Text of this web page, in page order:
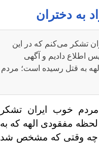
به دختران
تشکر می‌کنم که در این
اطلاع دادیم و آگهی
به قتل رسیده است؛ مردم
خوب ایران تشکر
لحظه مفقودی الهه که به
و چه وقتی که مشخص شد